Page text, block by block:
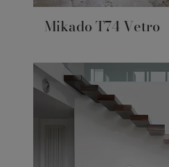
Mikado T74 Vetro